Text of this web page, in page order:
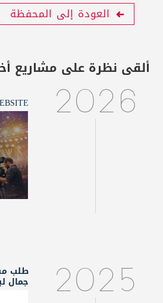
العودة إلى المحفظة
ألقى نظرة على مشاريع
2026
2025 طلب
جمال